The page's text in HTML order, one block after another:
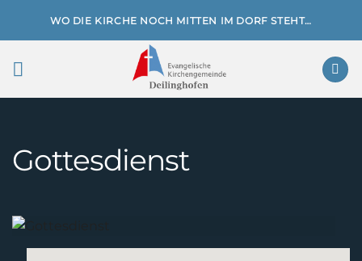
WO DIE KIRCHE NOCH MITTEN IM DORF STEHT…
Gottesdienst